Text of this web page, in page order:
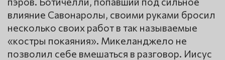
влияние Савонаролы, своими руками бросил
несколько своих работ в так называемые
«костры покаяния». Микеланджело не
позволил себе вмешаться в разговор. Иисус